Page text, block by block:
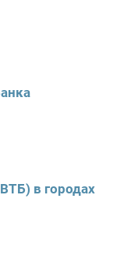
в городах